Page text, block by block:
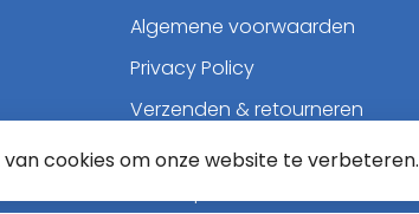
Algemene voorwaarden
Privacy Policy
Verzenden & retourneren
Klantenservice
cookies om onze website te verbeteren.